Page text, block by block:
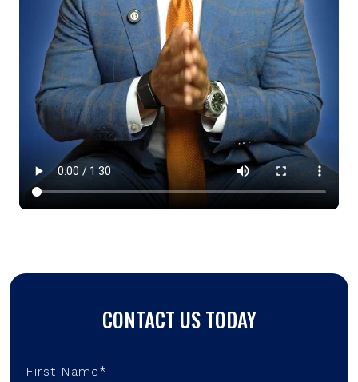
CONTACT US TODAY